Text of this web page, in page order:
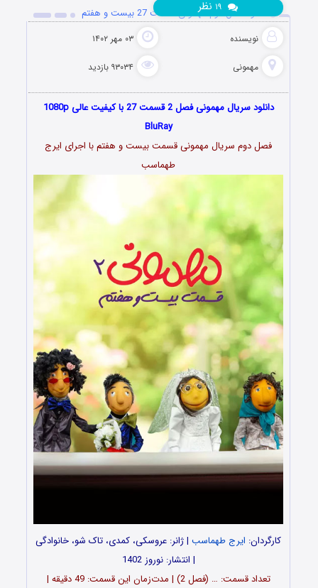
دانلود فصل دوم مهمونی قسمت 27 بیست و هفتم
نویسنده ۰۳ مهر ۱۴۰۲
مهمونی ۹۳۰۳۴ بازدید
نظر
دانلود سریال مهمونی فصل 2 قسمت 27 با کیفیت عالی 1080p
BluRay
فصل دوم سریال مهمونی قسمت بیست و هفتم با اجرای ایرج
طهماسب
کارگردان: ایرج طهماسب | ژانر: عروسکی، کمدی، تاک شو، خانوادگی
| انتشار: نوروز 1402
تعداد قسمت: … (فصل 2) | مدت‌زمان این قسمت: 49 دقیقه |